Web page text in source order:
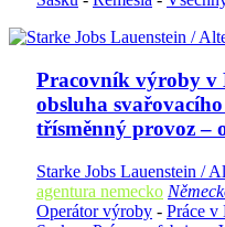
Pracovník výroby v
obsluha
třísměnný provoz –
Starke Jobs Lauenstein /
agentura nemecko
Operátor výroby - Práce v